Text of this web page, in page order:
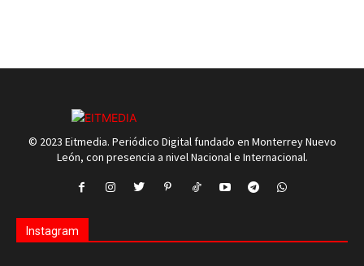
© 2023 Eitmedia. Periódico Digital fundado en Monterrey Nuevo
León, con presencia a nivel Nacional e Internacional.
Instagram